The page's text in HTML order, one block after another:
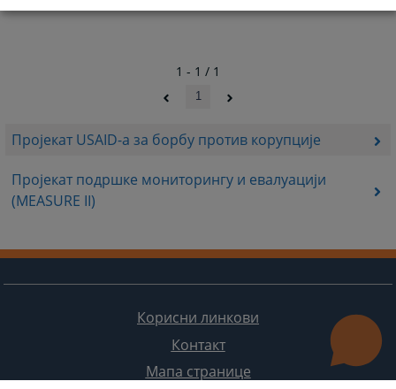
Пројекат USAID-а за борбу против корупције
Пројекат подршке мониторингу и евалуацији
(MEASURE II)
1 - 1 / 1
1
Корисни линкови
Контакт
Мапа странице